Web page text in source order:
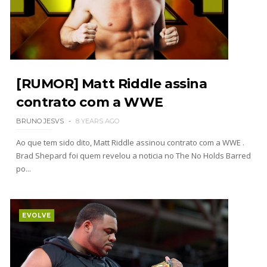
SCSA867- Jul 26 2026
Lucha Libre AAA: Verano De Escándalo 2026
Unknown Jul 26 2026
AEW Collision 25 JULY 2026
Unknown-Jul 26 2026
WWE Friday Night Smackdown 24 July 2026
Unknown
TNA iMPACT Wrestling 23 July 2026
Unknown-Jul 24 2026
[RUMOR] Matt Riddle assina
contrato com a WWE
BRUNO JESVS 8 YEARS AGO
Ao que tem sido dito, Matt Riddle assinou contrato com a WWE .
Brad Shepard foi quem revelou a noticia no The No Holds Barred
po...
EVOLVE